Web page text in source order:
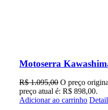
Motoserra
R$1.095,00 O preço
preço atual é: R$ 898,00.
Adicionar ao carrinho